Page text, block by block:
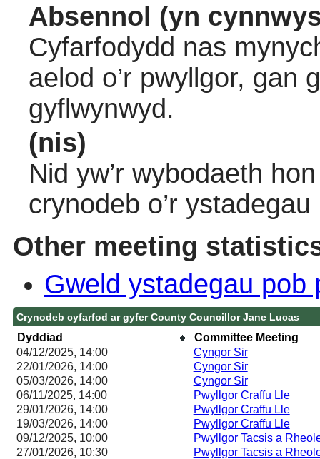
Absennol (yn
Cyfarfodydd nas
aelod o’r pwyllgor, gan
gyflwynwyd.
(nis)
Nid yw’r wybodaeth
crynodeb o’r
Other meeting
Gweld ystadegau pob
Crynodeb cyfarfod ar gyfer County Councillor Jane Lucas
Dyddiad
Committee Meeting
04/12/2025, 14:00
Cyngor Sir
22/01/2026, 14:00 Cyngor Sir
05/03/2026, 14:00 Cyngor Sir
06/11/2025, 14:00 Pwyllgor Craffu Lle
29/01/2026, 14:00 Pwyllgor Craffu Lle
19/03/2026, 14:00 Pwyllgor Craffu Lle
09/12/2025, 10:00
Pwyllgor Tacsis a
27/01/2026, 10:30
Pwyllgor Tacsis a